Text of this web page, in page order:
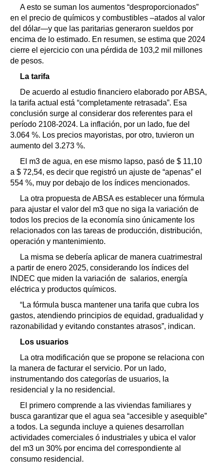
A esto se suman los aumentos “desproporcionados”
en el precio de químicos y combustibles –atados al valor
del dólar—y que las paritarias generaron sueldos por
encima de lo estimado. En resumen, se estima que 2024
cierre el ejercicio con una pérdida de 103,2 mil millones
de pesos.
La tarifa
De acuerdo al estudio financiero elaborado por ABSA,
la tarifa actual está “completamente retrasada”. Esa
conclusión surge al considerar dos referentes para el
período 2108-2024. La inflación, por un lado, fue del
3.064 %. Los precios mayoristas, por otro, tuvieron un
aumento del 3.273 %.
El m3 de agua, en ese mismo lapso, pasó de $ 11,10
a $ 72,54, es decir que registró un ajuste de “apenas” el
554 %, muy por debajo de los índices mencionados.
La otra propuesta de ABSA es establecer una fórmula
para ajustar el valor del m3 que no siga la variación de
todos los precios de la economía sino únicamente los
relacionados con las tareas de producción, distribución,
operación y mantenimiento.
La misma se debería aplicar de manera cuatrimestral
a partir de enero 2025, considerando los índices del
INDEC que miden la variación de salarios, energía
eléctrica y productos químicos.
“La fórmula busca mantener una tarifa que cubra los
gastos, atendiendo principios de equidad, gradualidad y
razonabilidad y evitando constantes atrasos”, indican.
Los usuarios
La otra modificación que se propone se relaciona con
la manera de facturar el servicio. Por un lado,
instrumentando dos categorías de usuarios, la
residencial y la no residencial.
El primero comprende a las viviendas familiares y
busca garantizar que el agua sea “accesible y asequible”
a todos. La segunda incluye a quienes desarrollan
actividades comerciales ó industriales y ubica el valor
del m3 un 30% por encima del correspondiente al
consumo residencial.